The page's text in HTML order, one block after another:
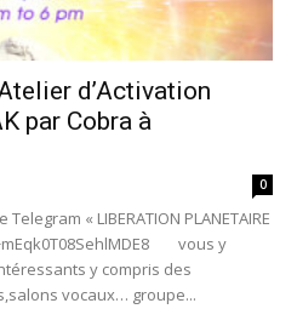
d’Activation
par Cobra à
0
« LIBERATION PLANETAIRE
vous y
y compris des
vocaux… groupe...